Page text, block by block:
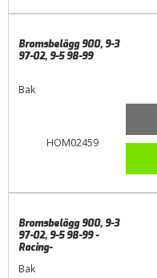
HOM02459
Bromsbelägg 900, 9-3
97-02, 9-5 98-99
Bak
Bromsbelägg 900, 9-3
97-02, 9-5 98-99 -
Racing-
Bak